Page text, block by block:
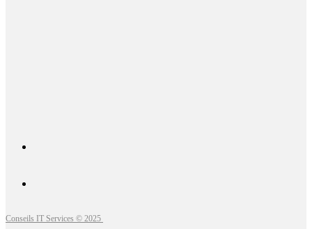
Conseils IT Services © 2025